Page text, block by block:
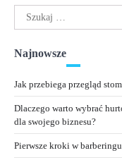
Szukaj:
Najnowsze
Jak przebiega przegląd
Dlaczego warto wybrać
dla swojego biznesu?
Pierwsze kroki w